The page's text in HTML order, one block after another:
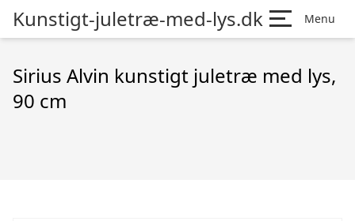
Kunstigt-juletræ-med-lys.dk Menu
Sirius Alvin kunstigt juletræ med lys,
90 cm